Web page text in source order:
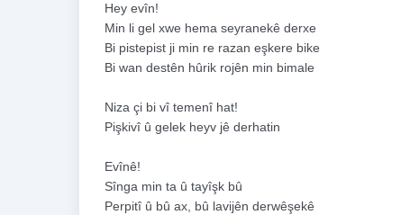
Hey evîn!
Min li gel xwe hema seyranekê derxe
Bi pistepist ji min re razan eşkere bike
Bi wan destên hûrik rojên min bimale
Niza çi bi vî temenî hat!
Pişkivî û gelek heyv jê derhatin
Evînê!
Sînga min ta û tayîşk bû
Perpitî û bû ax, bû lavijên derwêşekê